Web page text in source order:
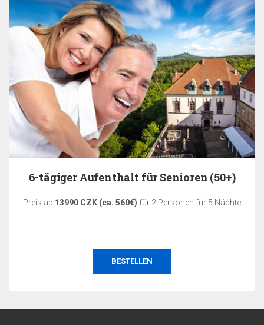
6-tägiger Aufenthalt für Senioren (50+)
Preis ab 13990 CZK (ca. 560€) für 2 Personen für 5 Nächte
BESTELLEN